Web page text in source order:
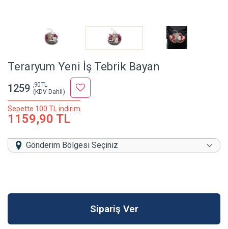
Teraryum Yeni İş Tebrik Bayan
1259 ,90 TL
(KDV Dahil)
Sepette 100 TL indirim
1159,90 TL
Gönderim Bölgesi Seçiniz